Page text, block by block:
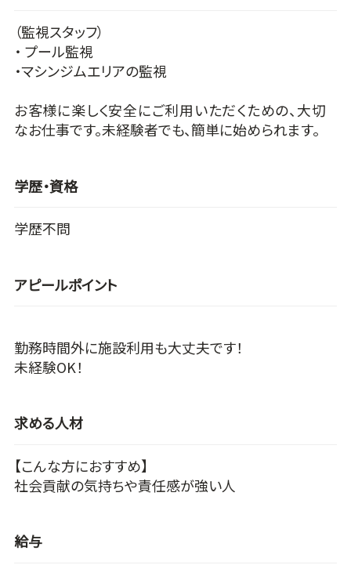
（監視スタッフ）
・ プール監視
・マシンジムエリアの監視
お客様に楽しく安全にご利用いただくための、大切
なお仕事です。未経験者でも、簡単に始められます。
学歴・資格
学歴不問
アピールポイント
勤務時間外に施設利用も大丈夫です！
未経験OK！
求める人材
【こんな方におすすめ】
社会貢献の気持ちや責任感が強い人
給与